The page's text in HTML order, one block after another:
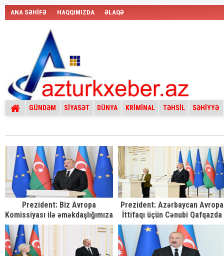
ANA SƏHİFƏ HAQQIMIZDA ƏLAQƏ
GÜNDƏM SİYASƏT DÜNYA KRİMİNAL TƏHSİL SƏHİYYƏ
Prezident: Biz Avropa
Komissiyası ilə əməkdaşlığımıza
böyük önəm veririk
Prezident: Azərbaycan Avropa
İttifaqı üçün Cənubi Qafqazda
əsas ticarət tərəfdaşıdır